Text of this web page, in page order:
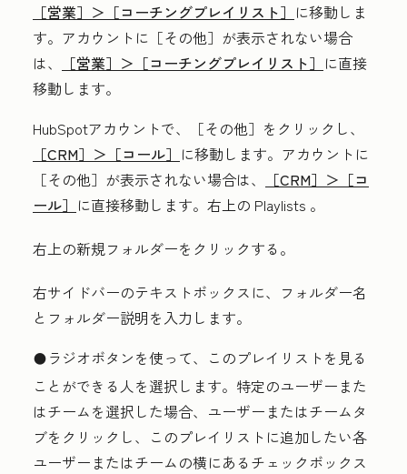
［営業］＞ ［コーチングプレイリスト］ に移動しま
す。アカウントに ［その他］が表示されない場合
は、
［営業］＞ ［コーチングプレイリスト］ に直接
移動します。
HubSpotアカウントで、
［その他］をクリックし、
［CRM］＞ ［コール］ に移動します。アカウントに
［その他］が表示されない場合は、
［CRM］＞ ［コ
ール］ に直接移動します。右上の Playlists 。
右上の新規フォルダーをクリックする。
右サイドバーのテキストボックスに、 フォルダー名
と フォルダー説明を入力します。
circleFilled ラジオボタンを使って、このプレイリストを見る
ことができる人を選択します。 特定のユーザーまた
はチームを選択した場合、 ユーザー またはチームタ
ブをクリックし、このプレイリストに追加したい各
ユーザーまたはチームの横にあるチェックボックス